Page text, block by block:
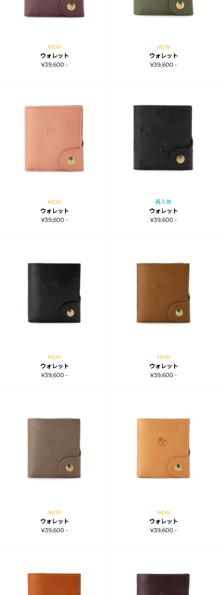
NEW
ウォレット
¥39,600 -
NEW
ウォレット
¥39,600 -
NEW
ウォレット
¥39,600 -
再入荷
ウォレット
¥39,600 -
NEW
ウォレット
¥39,600 -
NEW
ウォレット
¥39,600 -
NEW
ウォレット
¥39,600 -
NEW
ウォレット
¥39,600 -